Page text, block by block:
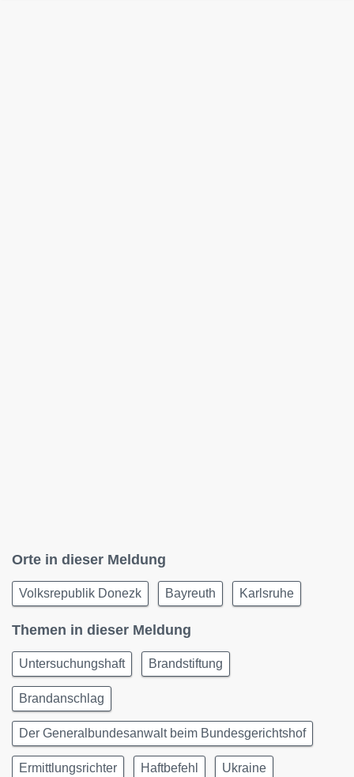
Orte in dieser Meldung
Volksrepublik Donezk Bayreuth Karlsruhe
Themen in dieser Meldung
Untersuchungshaft Brandstiftung
Brandanschlag
Der Generalbundesanwalt beim Bundesgerichtshof
Ermittlungsrichter Haftbefehl Ukraine